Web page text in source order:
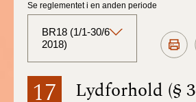
17 Lydforhold (§
Se reglementet i en anden periode
BR18 (1/1-30/6
2018)
BR18 (Aktuelt)